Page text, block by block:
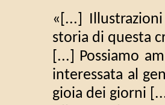
«[...]
storia di questa
[...] Possiamo
interessata al
gioia dei giorni